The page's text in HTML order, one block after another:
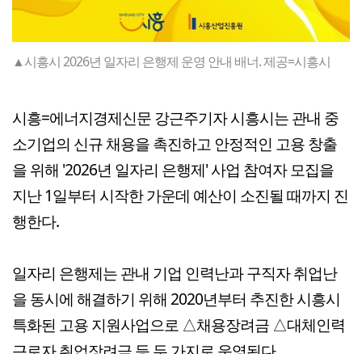
▲시흥시 2026년 일자리 은행제 운영 안내 배너. 제공=시흥시
시흥=에너지경제신문 강근주기자 시흥시는 관내 중
소기업의 신규 채용을 촉진하고 안정적인 고용 창출
을 위해 '2026년 일자리 은행제' 사업 참여자 모집을
지난 1일부터 시작한 가운데 예산이 소진될 때까지 진
행한다.
일자리 은행제는 관내 기업 인력난과 구직자 취업난
을 동시에 해결하기 위해 2020년부터 추진한 시흥시
특화된 고용 지원사업으로 △채용장려금 △대체인력